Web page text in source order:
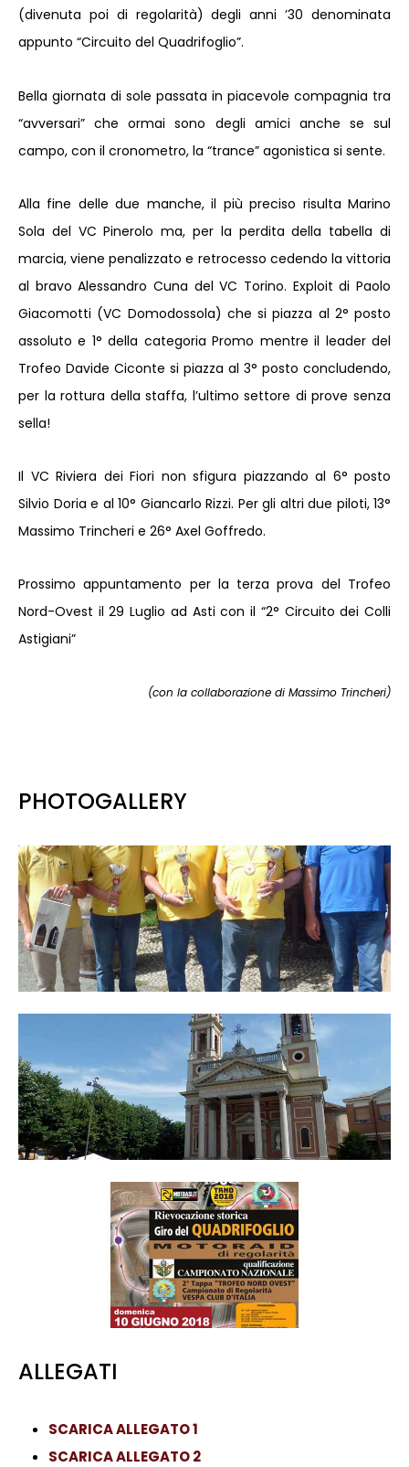
(divenuta poi di regolarità) degli anni ’30 denominata
appunto “Circuito del Quadrifoglio”.
Bella giornata di sole passata in piacevole compagnia tra
“avversari” che ormai sono degli amici anche se sul
campo, con il cronometro, la “trance” agonistica si sente.
Alla fine delle due manche, il più preciso risulta Marino
Sola del VC Pinerolo ma, per la perdita della tabella di
marcia, viene penalizzato e retrocesso cedendo la vittoria
al bravo Alessandro Cuna del VC Torino. Exploit di Paolo
Giacomotti (VC Domodossola) che si piazza al 2° posto
assoluto e 1° della categoria Promo mentre il leader del
Trofeo Davide Ciconte si piazza al 3° posto concludendo,
per la rottura della staffa, l’ultimo settore di prove senza
sella!
Il VC Riviera dei Fiori non sfigura piazzando al 6° posto
Silvio Doria e al 10° Giancarlo Rizzi. Per gli altri due piloti, 13°
Massimo Trincheri e 26° Axel Goffredo.
Prossimo appuntamento per la terza prova del Trofeo
Nord-Ovest il 29 Luglio ad Asti con il “2° Circuito dei Colli
Astigiani”
(con la collaborazione di Massimo Trincheri)
PHOTOGALLERY
ALLEGATI
SCARICA ALLEGATO 1
SCARICA ALLEGATO 2